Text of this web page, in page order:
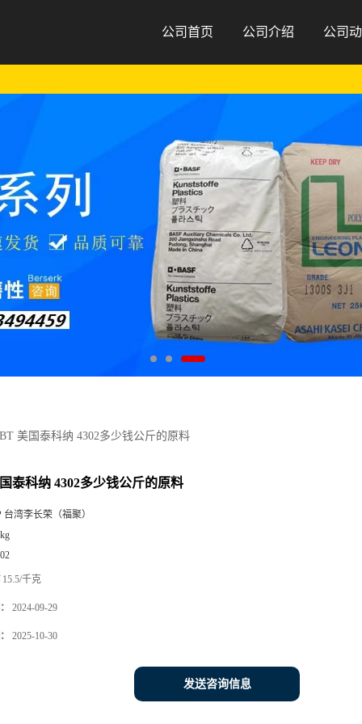
公司首页 公司介绍 公司
美国泰科纳 4302多少钱公斤的原料
泰科纳 4302多少钱公斤的原料
台湾李长荣（福聚）
15.5/千克
2024-09-29
2025-10-30
发送咨询信息